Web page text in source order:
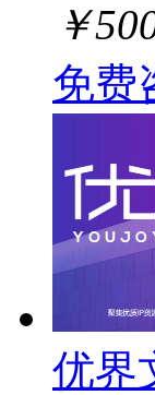
￥
免费
优界